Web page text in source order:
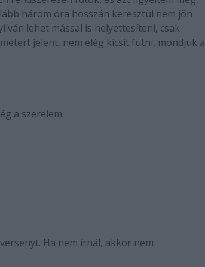
három óra hosszán keresztül nem jön
lehet mással is helyettesíteni, csak
jelent, nem elég kicsit futni, mondjuk a
a szerelem.
Ha nem írnál, akkor nem